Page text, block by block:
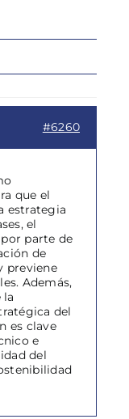
#6260
que el
estrategia
el
parte de
de
previene
Además,
la
del
es clave
e
del